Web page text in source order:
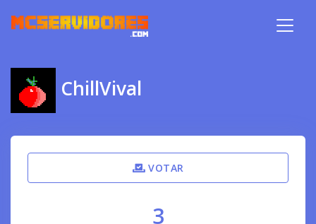
ChillVival
VOTAR
3